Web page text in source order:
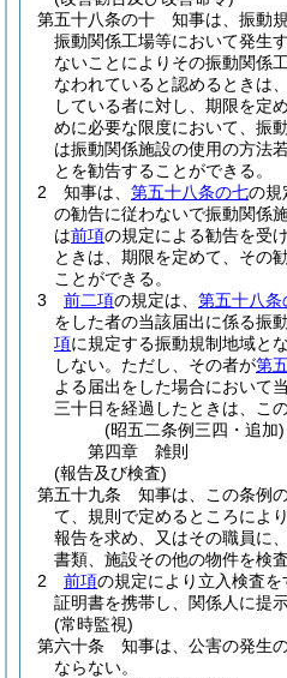
第五十八条の十
知事は、振動
振動関係工場等において発生
ないことによりその振動関係
なわれていると認めるときは
している者に対し、期限を定
めに必要な限度において、振
は振動関係施設の使用の方法
とを勧告することができる。
2
知事は、 第五十八条の七の規
の勧告に従わないで振動関係
は前項の規定による勧告を受
ときは、期限を定めて、その
ことができる。
3
前二項の規定は、 第五十八条
をした者の当該届出に係る振
項に規定する振動規制地域と
しない。 ただし、その者が第
よる届出をした場合において
三十日を経過したときは、こ
(昭五二条例三四・追加)
第四章
雑則
(報告及び検査)
第五十九条
知事は、この条例
て、規則で定めるところによ
報告を求め、又はその職員に
書類、施設その他の物件を検
2
前項の規定により立入検査
証明書を携帯し、関係人に提
(常時監視)
第六十条
知事は、公害の発生
ならない。